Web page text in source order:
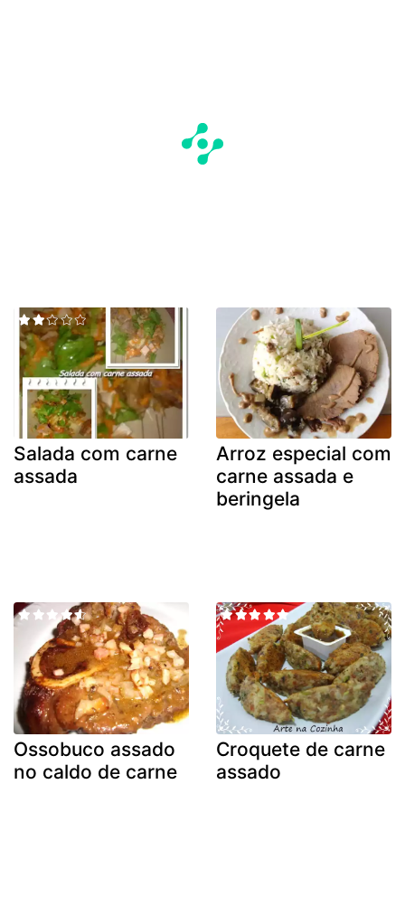
Salada com carne
assada
Arroz especial com
carne assada e
beringela
Ossobuco assado
no caldo de carne
Croquete de carne
assado